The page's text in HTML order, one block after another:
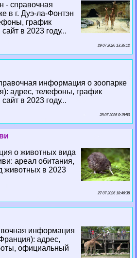
- справочная
в г. Дуэ-ла-Фонтэн
график
в 2023 году...
29 07 2026 13:36:12
информация о зоопарке
адрес, телефоны, график
в 2023 году...
28 07 2026 0:15:50
о животных вида
ареал обитания,
животных в 2023
27 07 2026 18:46:38
информация
адрес,
официальный